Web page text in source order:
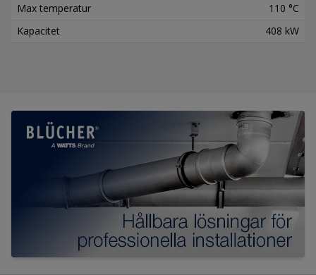
Max temperatur
110 °C
Kapacitet
408 kW